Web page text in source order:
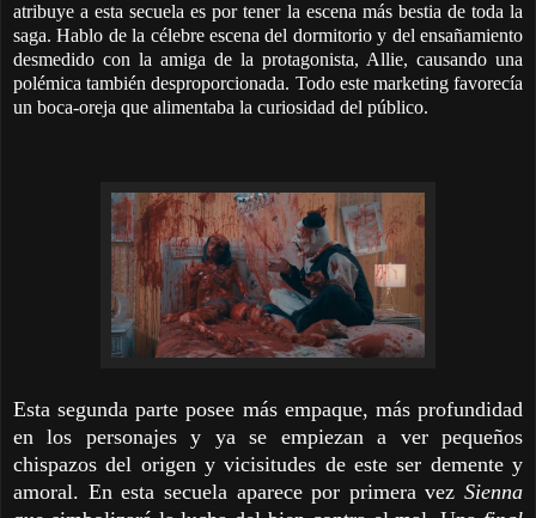
atribuye a esta secuela es por tener la escena más bestia de toda la
saga. Hablo de la célebre escena del dormitorio y del ensañamiento
desmedido con la amiga de la protagonista, Allie, causando una
polémica también desproporcionada. Todo este marketing favorecía
un boca-oreja que alimentaba la curiosidad del público.
Esta segunda parte posee más empaque, más profundidad
en los personajes y ya se empiezan a ver pequeños
chispazos del origen y vicisitudes de este ser demente y
amoral. En esta secuela aparece por primera vez Sienna